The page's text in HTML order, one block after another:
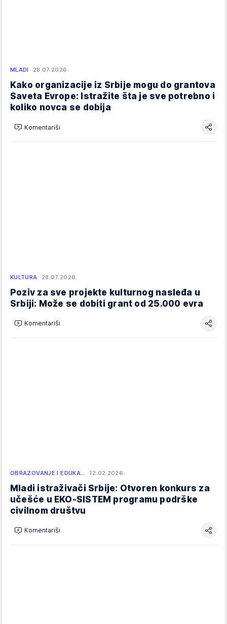
MLADI 28.07.2026.
Kako organizacije iz Srbije mogu do grantova
Saveta Evrope: Istražite šta je sve potrebno i
koliko novca se dobija
Komentariši
KULTURA 28.07.2026.
Poziv za sve projekte kulturnog nasleđa u
Srbiji: Može se dobiti grant od 25.000 evra
Komentariši
OBRAZOVANJE I EDUKA… 12.02.2026.
Mladi istraživači Srbije: Otvoren konkurs za
učešće u EKO-SISTEM programu podrške
civilnom društvu
Komentariši